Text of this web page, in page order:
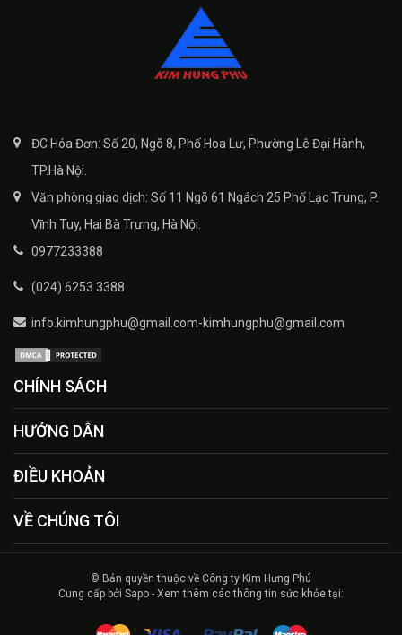
ĐC Hóa Đơn: Số 20, Ngõ 8, Phố Hoa Lư, Phường Lê Đại Hành,
TP.Hà Nội.
Văn phòng giao dịch: Số 11 Ngõ 61 Ngách 25 Phố Lạc Trung, P.
Vĩnh Tuy, Hai Bà Trưng, Hà Nội.
0977233388
(024) 6253 3388
info.kimhungphu@gmail.com-kimhungphu@gmail.com
CHÍNH SÁCH
HƯỚNG DẪN
ĐIỀU KHOẢN
VỀ CHÚNG TÔI
© Bản quyền thuộc về Công ty Kim Hưng Phú
Cung cấp bởi Sapo - Xem thêm các thông tin sức khỏe tại: